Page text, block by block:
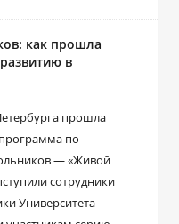
как прошла
в
прошла
по
— «Живой
сотрудники
Университета